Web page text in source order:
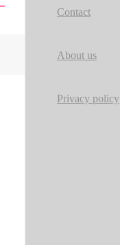
Contact
About us
Privacy policy